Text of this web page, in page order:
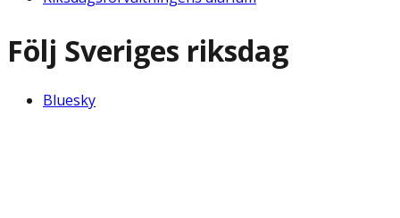
Följ Sveriges riksdag
Bluesky